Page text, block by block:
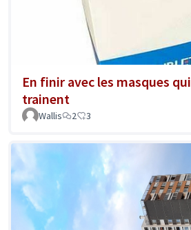
En finir avec les masques qui
trainent
Wallis 2 3